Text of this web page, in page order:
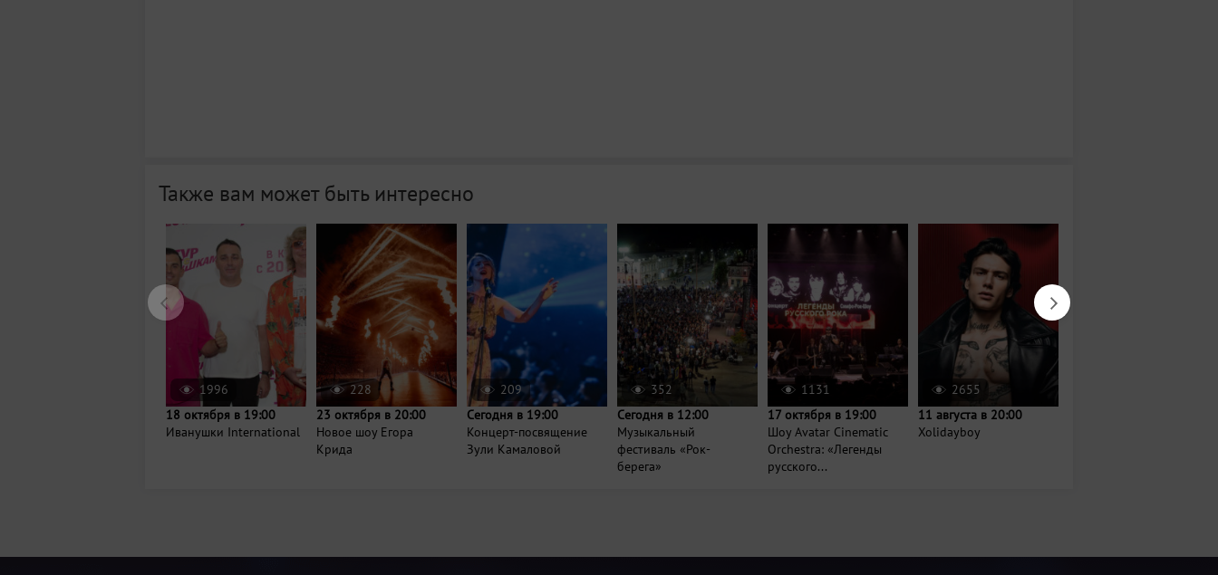
Также вам может быть интересно
1996
18 октября в 19:00
Иванушки International
228
23 октября в 20:00
Новое шоу Егора
Крида
209
Сегодня в 19:00
Концерт-посвящение
Зули Камаловой
352
Сегодня в 12:00
Музыкальный
фестиваль «Рок-
берега»
1131
17 октября в 19:00
Шоу Avatar Cinematic
Orchestra: «Легенды
русского...
2655
11 августа в 20:00
Xolidayboy